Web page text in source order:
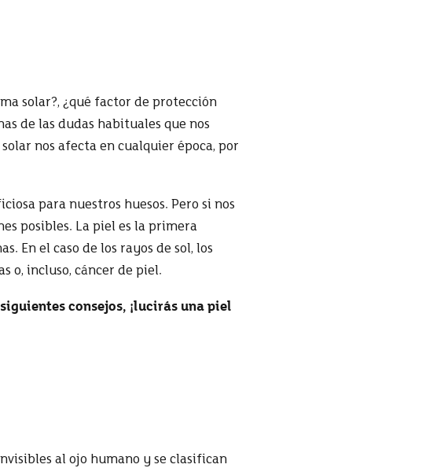
solar?, ¿qué factor de protección
de las dudas habituales que nos
nos afecta en cualquier época, por
para nuestros huesos. Pero si nos
posibles. La piel es la primera
En el caso de los rayos de sol, los
o, incluso, cáncer de piel.
consejos, ¡lucirás una piel
al ojo humano y se clasifican